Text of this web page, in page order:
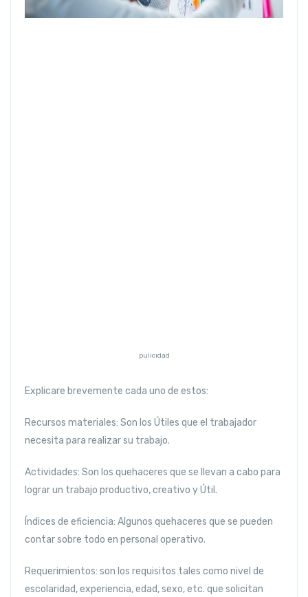
pulicidad
Explicare brevemente cada uno de estos:
Recursos materiales: Son los Útiles que el trabajador
necesita para realizar su trabajo.
Actividades: Son los quehaceres que se llevan a cabo para
lograr un trabajo productivo, creativo y Útil.
Índices de eficiencia: Algunos quehaceres que se pueden
contar sobre todo en personal operativo.
Requerimientos: son los requisitos tales como nivel de
escolaridad, experiencia, edad, sexo, etc. que solicitan